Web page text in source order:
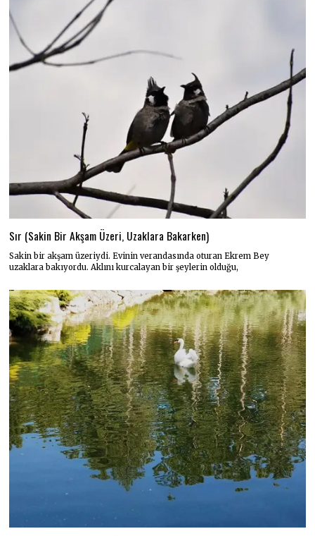
Sır (Sakin Bir Akşam Üzeri, Uzaklara Bakarken)
Sakin bir akşam üzeriydi. Evinin verandasında oturan Ekrem Bey
uzaklara bakıyordu. Aklını kurcalayan bir şeylerin olduğu,